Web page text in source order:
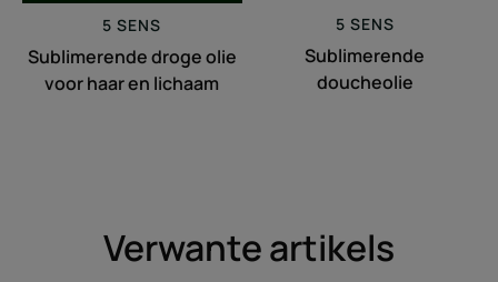
5 SENS
Sublimerende droge olie
voor haar en lichaam
5 SENS
Sublimerende
doucheolie
Verwante artikels